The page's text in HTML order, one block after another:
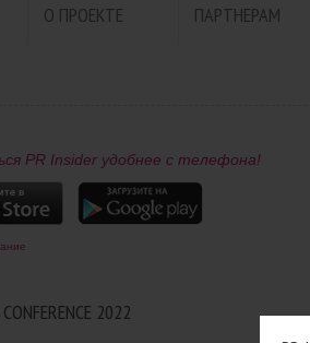
О ПРОЕКТЕ ПАРТНЕРАМ
PR Insider удобнее с телефона!
2022